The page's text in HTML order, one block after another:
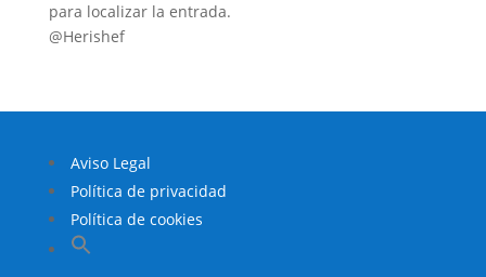
para localizar la entrada.
@Herishef
Aviso Legal
Política de privacidad
Política de cookies
Buscar: